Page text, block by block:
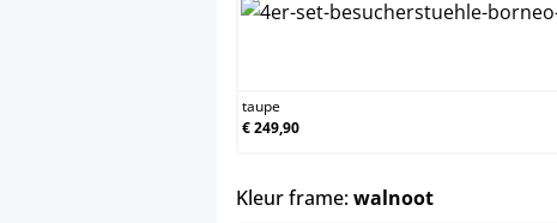
taupe
€ 249,90
Kleur frame:walnootselect